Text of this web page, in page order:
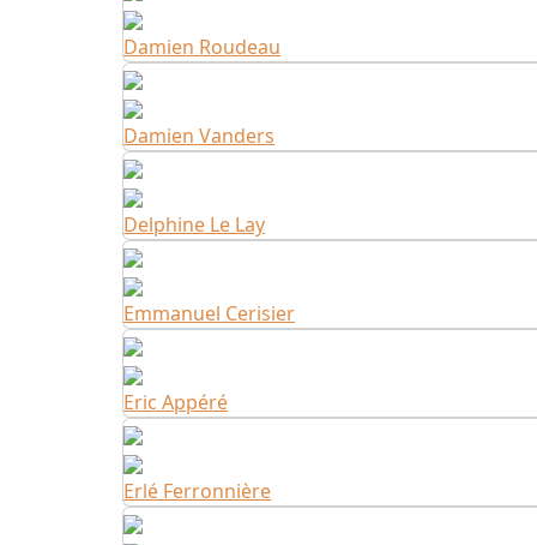
Damien Roudeau
Damien Vanders
Delphine Le Lay
Emmanuel Cerisier
Eric Appéré
Erlé Ferronnière